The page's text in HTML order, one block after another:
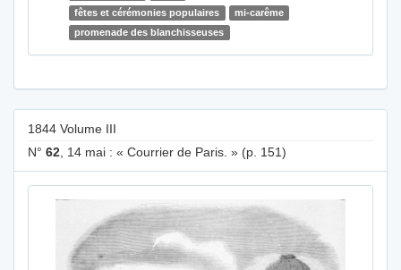
fêtes et cérémonies populaires
mi-carême
promenade des blanchisseuses
1844 Volume III
N° 62 , 14 mai : « Courrier de Paris. » (p. 151)